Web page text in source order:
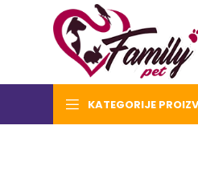
KATEGORIJE